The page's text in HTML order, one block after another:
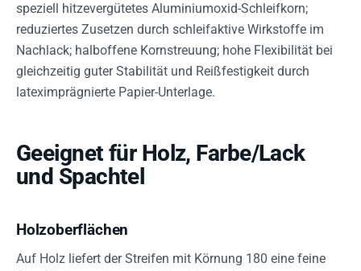
speziell hitzevergütetes Aluminiumoxid-Schleifkorn;
reduziertes Zusetzen durch schleifaktive Wirkstoffe im
Nachlack; halboffene Kornstreuung; hohe Flexibilität bei
gleichzeitig guter Stabilität und Reißfestigkeit durch
lateximprägnierte Papier-Unterlage.
Geeignet für Holz, Farbe/Lack
und Spachtel
Holzoberflächen
Auf Holz liefert der Streifen mit Körnung 180 eine feine